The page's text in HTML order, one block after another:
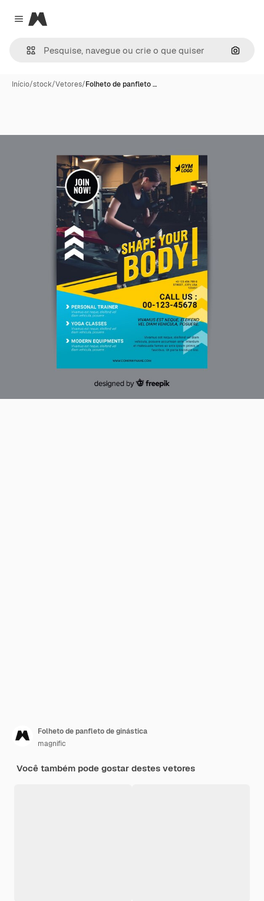
Close menu
Magnific
Início/stock/Vetores/Folheto de panfleto …
Folheto de panfleto de ginástica
magnific
Você também pode gostar destes vetores